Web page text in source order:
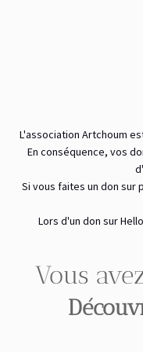
L'association Artchoum
En conséquence, vos
Si vous faites un don sur
Lors d'un don sur
Vous